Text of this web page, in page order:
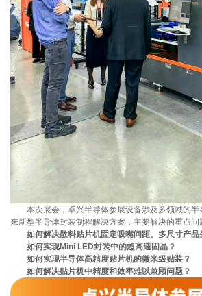
本次展会，卓兴半导体参展设备涉及多领域的半
来新型半导体封装制程解决方案，主要解决的重点问
如何解决散料贴片机固定吸嘴间距、多尺寸产品
如何实现Mini LED封装中的超高速固晶？
如何实现半导体高精度贴片机的微米级贴装？
如何解决贴片机中精度和效率难以兼顾问题？